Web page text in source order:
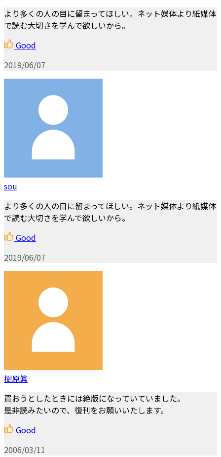
より多くの人の目に留まってほしい。ネット媒体より紙媒体
で読む大切さを学んで欲しいから。
Good
2019/06/07
sou
より多くの人の目に留まってほしい。ネット媒体より紙媒体
で読む大切さを学んで欲しいから。
Good
2019/06/07
樹原眞
買おうとしたときには絶版になっていていました。
是非読みたいので、復刊をお願いいたします。
Good
2006/03/11